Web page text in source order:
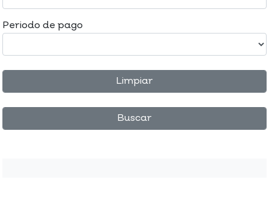
Periodo de pago